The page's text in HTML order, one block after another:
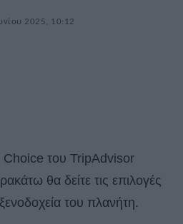
2025, 10:12
Choice του TripAdvisor
θα δείτε τις επιλογές
του πλανήτη.